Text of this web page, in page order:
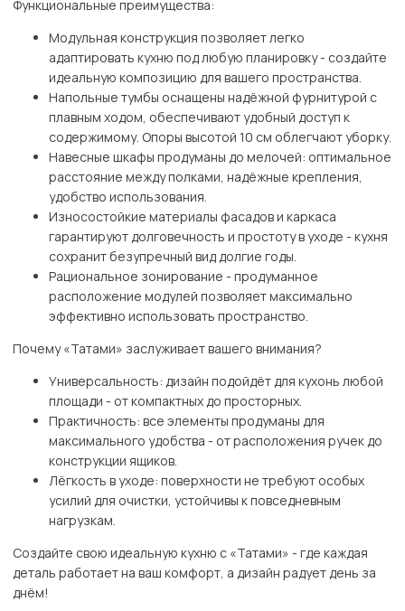
Функциональные преимущества:
Модульная конструкция позволяет легко
адаптировать кухню под любую планировку - создайте
идеальную композицию для вашего пространства.
Напольные тумбы оснащены надёжной фурнитурой с
плавным ходом, обеспечивают удобный доступ к
содержимому. Опоры высотой 10 см облегчают уборку.
Навесные шкафы продуманы до мелочей: оптимальное
расстояние между полками, надёжные крепления,
удобство использования.
Износостойкие материалы фасадов и каркаса
гарантируют долговечность и простоту в уходе - кухня
сохранит безупречный вид долгие годы.
Рациональное зонирование - продуманное
расположение модулей позволяет максимально
эффективно использовать пространство.
Почему «Татами» заслуживает вашего внимания?
Универсальность: дизайн подойдёт для кухонь любой
площади - от компактных до просторных.
Практичность: все элементы продуманы для
максимального удобства - от расположения ручек до
конструкции ящиков.
Лёгкость в уходе: поверхности не требуют особых
усилий для очистки, устойчивы к повседневным
нагрузкам.
Создайте свою идеальную кухню с «Татами» - где каждая
деталь работает на ваш комфорт, а дизайн радует день за
днём!